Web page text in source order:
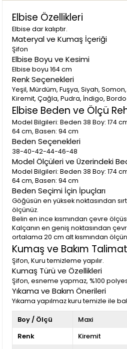
Elbise Özellikleri
Elbise dar kalıptır.
Materyal ve Kumaş İçeriği
Şifon
Elbise Boyu ve Kesimi
Elbise boyu 164 cm
Renk Seçenekleri
Yeşil, Mürdüm, Fuşya, Siyah, Somon,
Kiremit, Çağla, Pudra, İndigo, Bordo
Elbise Beden ve Ölçü
Model Bilgileri: Beden 38 Boy: 174
64 cm, Basen: 94 cm
Beden Seçenekleri
38-40-42-44-46-48
Model Ölçüleri ve Üzerindeki
Model Bilgileri: Beden 38 Boy: 174
64 cm, Basen: 94 cm
Beden Seçimi İçin İpuçları
Göğüsün en yüksek noktasından
ölçünüz.
Belin en ince kısmından çevre
Kalçanın en geniş noktasından
ortalama 20 cm alt kısmından
Kumaş ve Bakım
Şifon, Kuru temizleme yapılır.
Kumaş Türü ve Özellikleri
Şifon, esneme yapmaz, %100
Yıkama ve Bakım Önerileri
Yıkama yapılmaz kuru temizle ile
Boy / Ölçü
Maxi
Renk
Kiremit